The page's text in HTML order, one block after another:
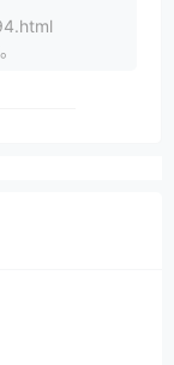
买 1核 4G
买 2核 8G 2G
6核 32G 8G